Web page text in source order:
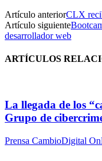
Artículo anteriorCLX
Artículo siguiente
desarrollador web
ARTÍCULOS
La llegada de los
Grupo de
Prensa CambioDigital